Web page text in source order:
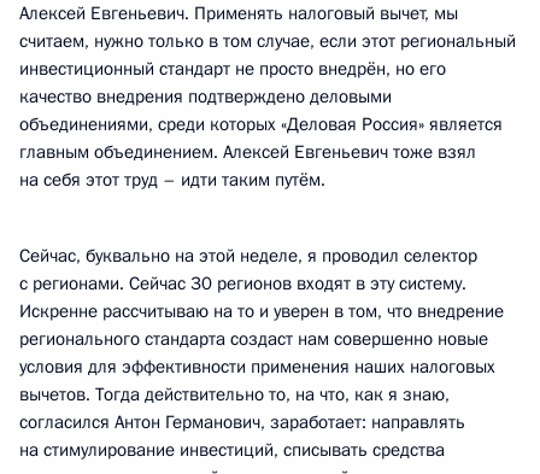
Алексей Евгеньевич. Применять налоговый вычет, мы
считаем, нужно только в том случае, если этот региональный
инвестиционный стандарт не просто внедрён, но его
качество внедрения подтверждено деловыми
объединениями, среди которых «Деловая Россия» является
главным объединением. Алексей Евгеньевич тоже взял
на себя этот труд – идти таким путём.
Сейчас, буквально на этой неделе, я проводил селектор
с регионами. Сейчас 30 регионов входят в эту систему.
Искренне рассчитываю на то и уверен в том, что внедрение
регионального стандарта создаст нам совершенно новые
условия для эффективности применения наших налоговых
вычетов. Тогда действительно то, на что, как я знаю,
согласился Антон Германович, заработает: направлять
на стимулирование инвестиций, списывать средства